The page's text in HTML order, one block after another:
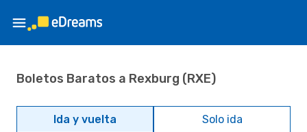
Boletos Baratos a Rexburg (RXE)
Ida y vuelta Solo ida